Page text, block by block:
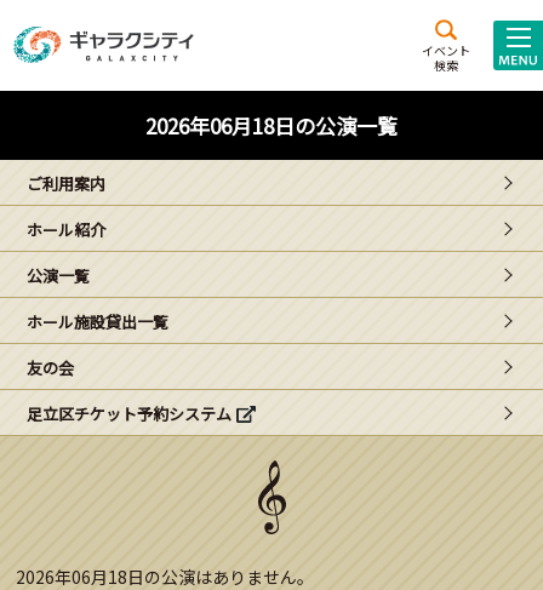
イベント
検索
施設案内
西新井
文化ホール
ギャラクシティとは
こどもみーてぃんぐ
Gがくえん
ブランドからのお知らせ
2026年06月18日の公演一覧
ご利用案内
ホール紹介
公演一覧
ホール施設貸出一覧
友の会
足立区チケット予約システム
2026年06月18日の公演はありません。